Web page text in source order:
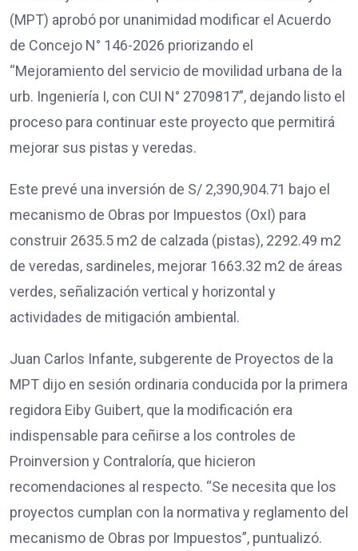
(MPT) aprobó por unanimidad modificar el Acuerdo
de Concejo N° 146-2026 priorizando el
“Mejoramiento del servicio de movilidad urbana de la
urb. Ingeniería I, con CUI N° 2709817”, dejando listo el
proceso para continuar este proyecto que permitirá
mejorar sus pistas y veredas.
Este prevé una inversión de S/ 2,390,904.71 bajo el
mecanismo de Obras por Impuestos (OxI) para
construir 2635.5 m2 de calzada (pistas), 2292.49 m2
de veredas, sardineles, mejorar 1663.32 m2 de áreas
verdes, señalización vertical y horizontal y
actividades de mitigación ambiental.
Juan Carlos Infante, subgerente de Proyectos de la
MPT dijo en sesión ordinaria conducida por la primera
regidora Eiby Guibert, que la modificación era
indispensable para ceñirse a los controles de
Proinversion y Contraloría, que hicieron
recomendaciones al respecto. “Se necesita que los
proyectos cumplan con la normativa y reglamento del
mecanismo de Obras por Impuestos”, puntualizó.